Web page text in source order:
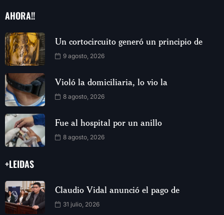
AHORA!!
Un cortocircuito generó un principio de
9 agosto, 2026
Violó la domiciliaria, lo vio la
8 agosto, 2026
Fue al hospital por un anillo
8 agosto, 2026
+LEIDAS
Claudio Vidal anunció el pago de
31 julio, 2026